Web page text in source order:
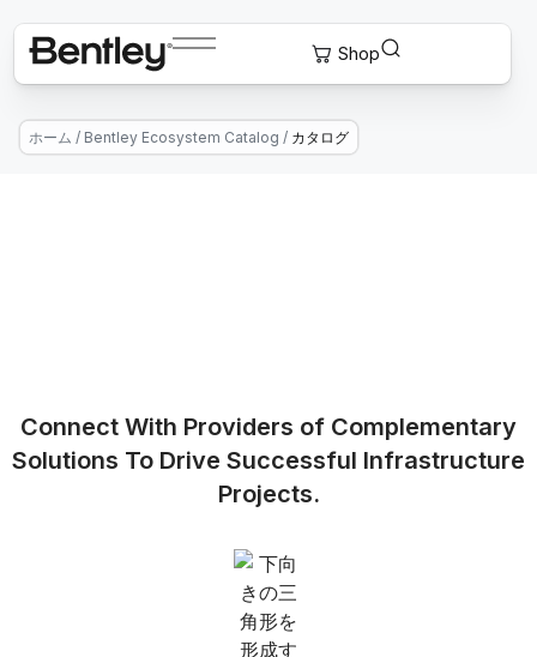
ホーム / Bentley Ecosystem Catalog / カタログ
Connect With Providers of Complementary
Solutions To Drive Successful Infrastructure
Projects.